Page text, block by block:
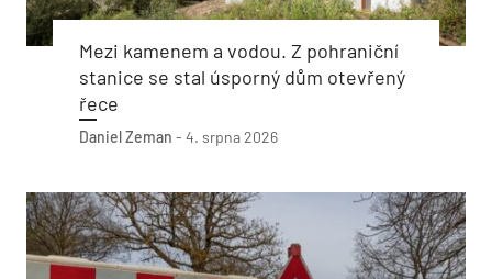
Mezi kamenem a vodou. Z pohraniční
stanice se stal úsporný dům otevřený
řece
Daniel Zeman - 4. srpna 2026